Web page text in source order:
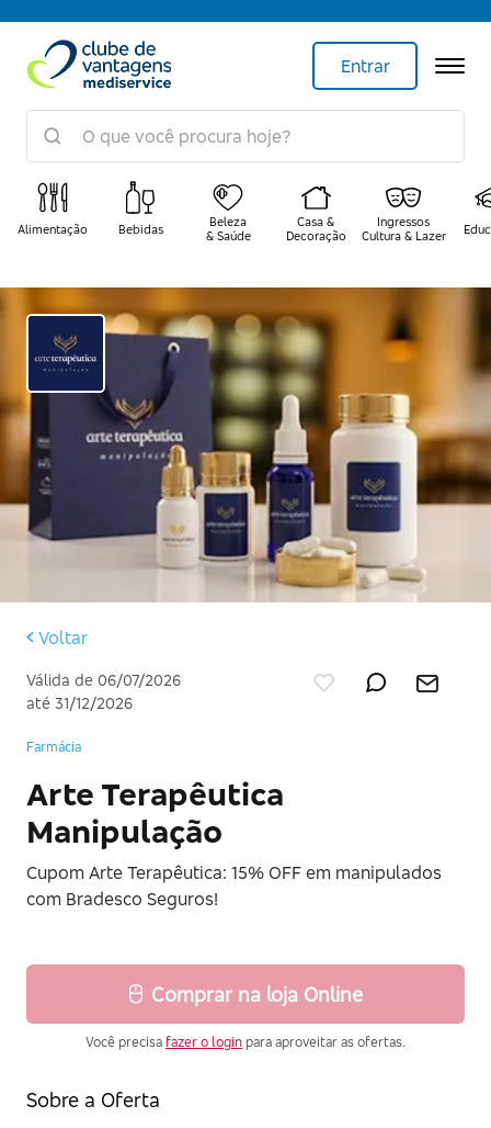
Entrar
Alimentação Bebidas
Beleza
& Saúde
Casa &
Decoração
Ingressos
Cultura & Lazer
Voltar
Válida de 06/07/2026
até 31/12/2026
Farmácia
Arte Terapêutica
Manipulação
Cupom Arte Terapêutica: 15% OFF em manipulados
com Bradesco Seguros!
Comprar na loja Online
Você precisa fazer o login para aproveitar as ofertas.
Sobre a Oferta